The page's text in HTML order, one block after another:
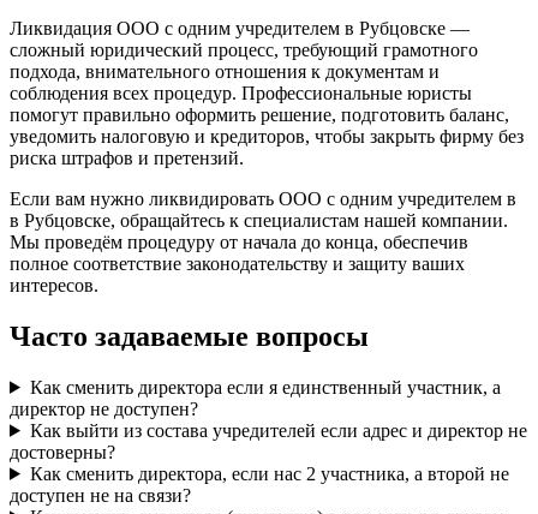
Ликвидация ООО с одним учредителем в Рубцовске —
сложный юридический процесс, требующий грамотного
подхода, внимательного отношения к документам и
соблюдения всех процедур. Профессиональные юристы
помогут правильно оформить решение, подготовить баланс,
уведомить налоговую и кредиторов, чтобы закрыть фирму без
риска штрафов и претензий.
Если вам нужно ликвидировать ООО с одним учредителем в
в Рубцовске, обращайтесь к специалистам нашей компании.
Мы проведём процедуру от начала до конца, обеспечив
полное соответствие законодательству и защиту ваших
интересов.
Часто задаваемые вопросы
Как сменить директора если я единственный участник, а
директор не доступен?
Как выйти из состава учредителей если адрес и директор не
достоверны?
Как сменить директора, если нас 2 участника, а второй не
доступен не на связи?